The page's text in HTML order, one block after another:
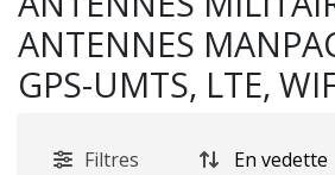
ANTENNES
GPS-UMTS, LTE,
Filtres